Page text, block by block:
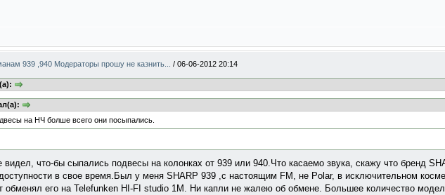
939 ,940 Модераторы прошу не казнить... / 06-06-2012 20:14
на НЧ болше всего они посыпались.
что-бы сыпались подвесы на колонках от 939 или 940.Что касаемо звука, скажу что бренд
в свое время.Был у меня SHARP 939 ,с настоящим FM, не Polar, в исключительном
обменял его на Telefunken HI-FI studio 1M. Ни капли не жалею об обмене. Большее количество